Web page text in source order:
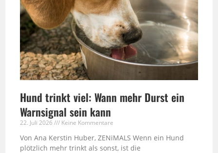
Hund trinkt viel: Wann mehr Durst ein
Warnsignal sein kann
22. Juli 2026 Keine Kommentare
Von Ana Kerstin Huber, ZENiMALS Wenn ein Hund
plötzlich mehr trinkt als sonst, ist die